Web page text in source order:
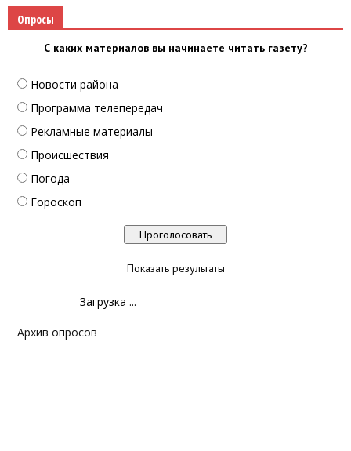
Опросы
С каких материалов вы начинаете читать газету?
Новости района
Программа телепередач
Рекламные материалы
Происшествия
Погода
Гороскоп
Показать результаты
Загрузка ...
Архив опросов